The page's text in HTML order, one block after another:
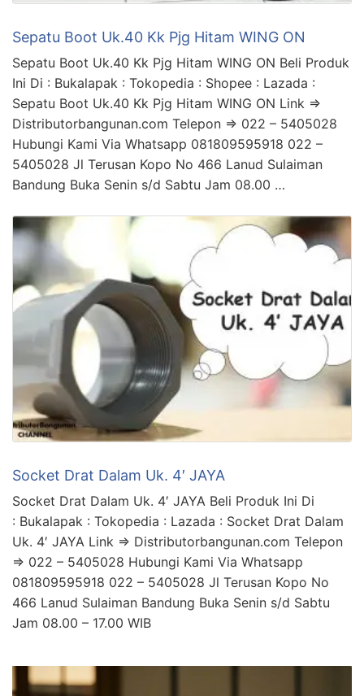
Sepatu Boot Uk.40 Kk Pjg Hitam WING ON
Sepatu Boot Uk.40 Kk Pjg Hitam WING ON Beli Produk
Ini Di : Bukalapak : Tokopedia : Shopee : Lazada :
Sepatu Boot Uk.40 Kk Pjg Hitam WING ON Link =>
Distributorbangunan.com Telepon => 022 – 5405028
Hubungi Kami Via Whatsapp 081809595918 022 –
5405028 Jl Terusan Kopo No 466 Lanud Sulaiman
Bandung Buka Senin s/d Sabtu Jam 08.00 …
Socket Drat Dalam Uk. 4′ JAYA
Socket Drat Dalam Uk. 4′ JAYA Beli Produk Ini Di
: Bukalapak : Tokopedia : Lazada : Socket Drat Dalam
Uk. 4′ JAYA Link => Distributorbangunan.com Telepon
=> 022 – 5405028 Hubungi Kami Via Whatsapp
081809595918 022 – 5405028 Jl Terusan Kopo No
466 Lanud Sulaiman Bandung Buka Senin s/d Sabtu
Jam 08.00 – 17.00 WIB